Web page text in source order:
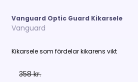
Vanguard Optic Guard Kikarsele
Vanguard
Kikarsele som fördelar kikarens vikt
358 kr.